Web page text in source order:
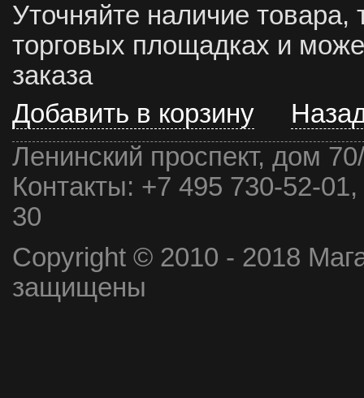
Уточняйте наличие товара,
торговых площадках и
заказа
Добавить в корзину
Ленинский проспект, дом
Контакты: +7 495 730-52-
30
Copyright © 2010 - 2018
защищены